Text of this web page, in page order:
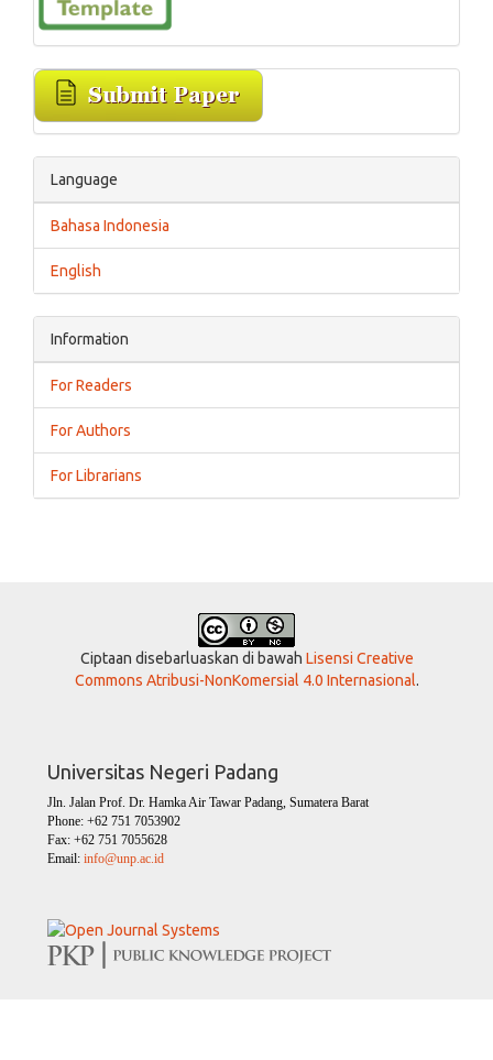
Language
Bahasa Indonesia
English
Information
For Readers
For Authors
For Librarians
Ciptaan disebarluaskan di bawah Lisensi Creative
Commons Atribusi-NonKomersial 4.0 Internasional.
Universitas Negeri Padang
Jln. Jalan Prof. Dr. Hamka Air Tawar Padang, Sumatera Barat
Phone: +62 751 7053902
Fax: +62 751 7055628
Email: info@unp.ac.id